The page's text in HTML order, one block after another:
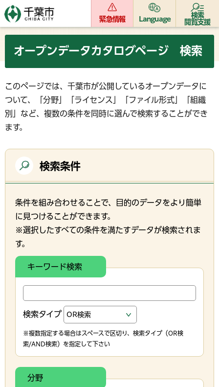
緊急情報 Language
検索
閲覧支援
オープンデータカタログページ 検索
このページでは、千葉市が公開しているオープンデータに
ついて、「分野」「ライセンス」「ファイル形式」「組織
別」など、複数の条件を同時に選んで検索することができ
ます。
検索条件
条件を組み合わせることで、目的のデータをより簡単
に見つけることができます。
※選択したすべての条件を満たすデータが検索されま
す。
キーワード検索
検索タイプ
※複数指定する場合はスペースで区切り、検索タイプ（OR検
索/AND検索）を指定して下さい
分野